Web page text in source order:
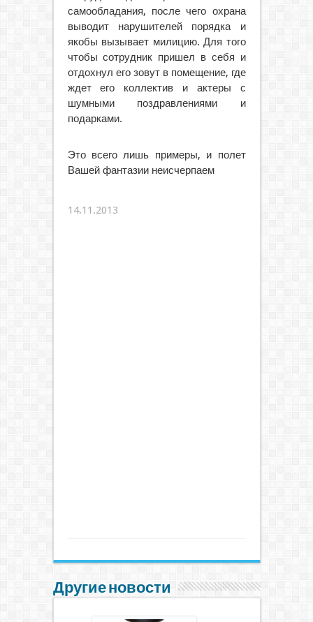
самообладания, после чего охрана
выводит нарушителей порядка и
якобы вызывает милицию. Для того
чтобы сотрудник пришел в себя и
отдохнул его зовут в помещение, где
ждет его коллектив и актеры с
шумными поздравлениями и
подарками.
Это всего лишь примеры, и полет
Вашей фантазии неисчерпаем
14.11.2013
Другие новости